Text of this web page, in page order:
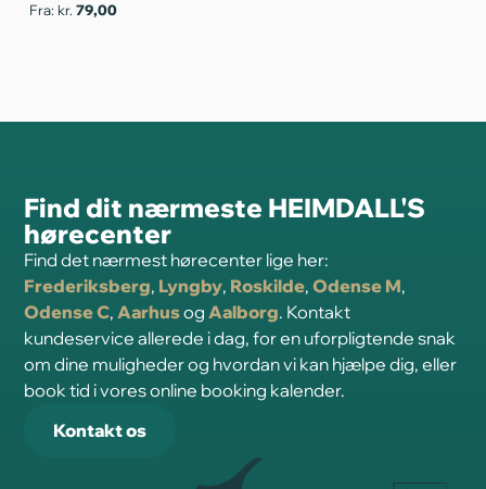
Fra: kr.79,00
Find dit nærmeste HEIMDALL'S
hørecenter
Find det nærmest hørecenter lige her:
Frederiksberg, Lyngby, Roskilde,Odense M,
Odense C, Aarhusog Aalborg. Kontakt
kundeservice allerede i dag, for en uforpligtende snak
om dine muligheder og hvordan vi kan hjælpe dig, eller
book tid i vores online booking kalender.
Kontakt os